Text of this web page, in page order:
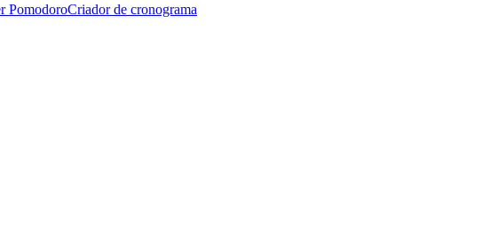
PomodoroCriador de cronograma